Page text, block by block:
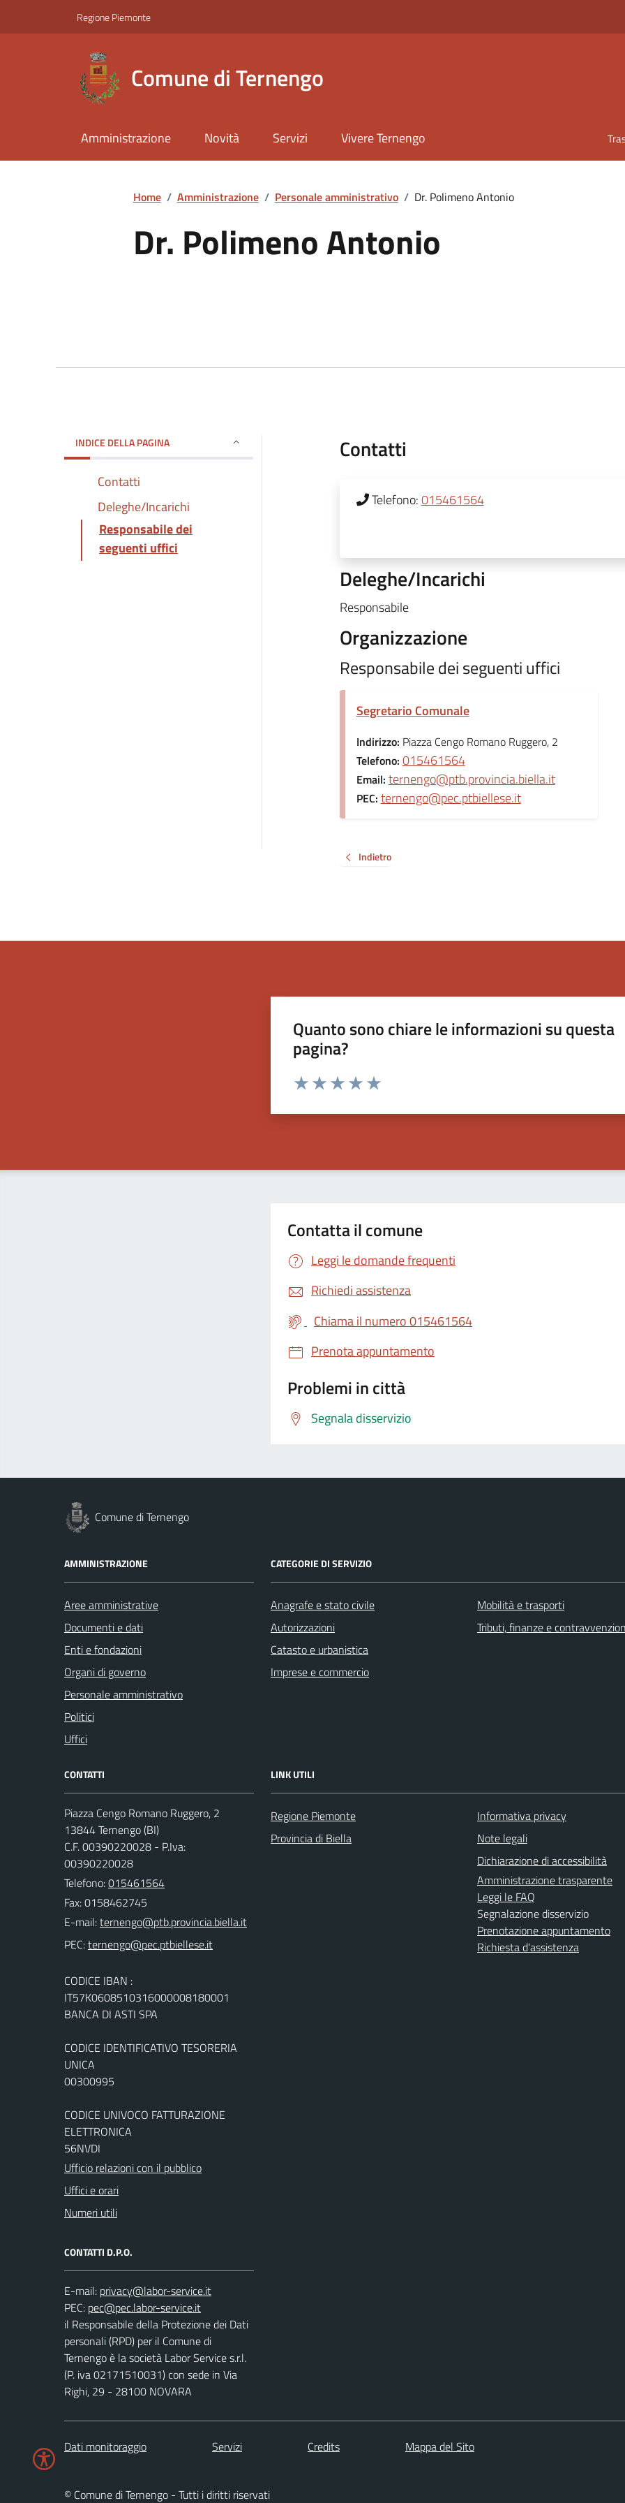
Regione Piemonte
Comune di Ternengo
Amministrazione Novità Servizi Vivere Ternengo
Home / Amministrazione / Personale amministrativo / Dr. Polimeno Antonio
Dr. Polimeno Antonio
INDICE DELLA PAGINA
Contatti
Deleghe/Incarichi
Responsabile dei
seguenti uffici
Contatti
Telefono:015461564
Deleghe/Incarichi
Responsabile
Organizzazione
Responsabile dei seguenti uffici
Segretario Comunale
Indirizzo: Piazza Cengo Romano Ruggero, 2
Telefono: 015461564
Email: ternengo@ptb.provincia.biella.it
PEC: ternengo@pec.ptbiellese.it
Indietro
Quanto sono chiare le informazioni su questa
pagina?
Valuta da 1 a 5 stelle la pagina
Contatta il comune
Leggi le domande frequenti
Richiedi assistenza
Chiama il numero 015461564
Prenota appuntamento
Problemi in città
Segnala disservizio
Comune di Ternengo
AMMINISTRAZIONE
Aree amministrative
Documenti e dati
Enti e fondazioni
Organi di governo
Personale amministrativo
Politici
Uffici
CATEGORIE DI SERVIZIO
Anagrafe e stato civile
Autorizzazioni
Catasto e urbanistica
Imprese e commercio
Mobilità e trasporti
Tributi, finanze e
CONTATTI
Piazza Cengo Romano Ruggero, 2
13844 Ternengo (BI)
C.F. 00390220028 - P.Iva:
00390220028
Telefono:015461564
Fax: 0158462745
E-mail:
PEC:
CODICE IBAN :
IT57K0608510316000008180001
BANCA DI ASTI SPA
CODICE IDENTIFICATIVO TESORERIA
UNICA
00300995
CODICE UNIVOCO FATTURAZIONE
ELETTRONICA
56NVDI
Ufficio relazioni con il pubblico
Uffici e orari
Numeri utili
CONTATTI D.P.O.
E-mail:
PEC:
il Responsabile della Protezione dei Dati
personali (RPD) per il Comune di
Ternengo è la società Labor Service s.r.l.
(P. iva 02171510031) con sede in Via
Righi, 29 - 28100 NOVARA
LINK UTILI
Regione Piemonte
Provincia di Biella
Informativa privacy
Note legali
Dichiarazione di accessibilità
Amministrazione trasparente
Leggi le FAQ
Segnalazione disservizio
Prenotazione appuntamento
Richiesta d'assistenza
Dati monitoraggio Servizi Credits Mappa del Sito
© Comune di Ternengo - Tutti i diritti riservati